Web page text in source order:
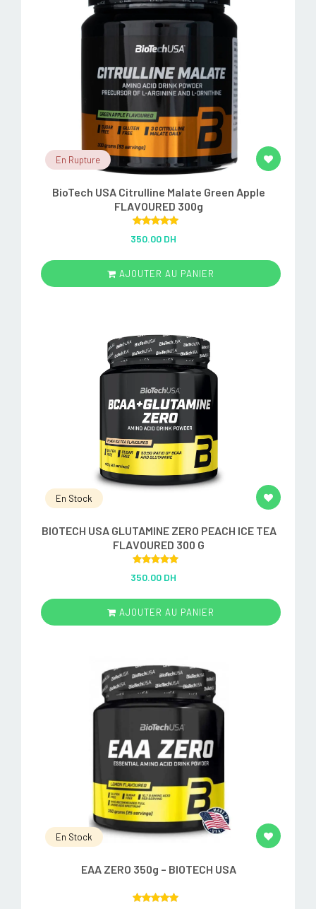
En Rupture
BioTech USA Citrulline Malate Green Apple
FLAVOURED 300g
out of 5
350.00 DH
AJOUTER AU PANIER
En Stock
BIOTECH USA GLUTAMINE ZERO PEACH ICE TEA
FLAVOURED 300 G
out of 5
350.00 DH
AJOUTER AU PANIER
En Stock
EAA ZERO 350g – BIOTECH USA